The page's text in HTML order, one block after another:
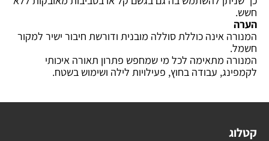
חשש.
הערה
המנורה אינה כוללת סוללה מובנית ודורשת חיבור ישיר למקור
חשמל.
המנורה מתאימה לכל מי שמחפש פתרון תאורה איכותי
לקמפינג, עבודה בחוץ, פעילויות לילה ושימוש בשטח.
קטלוג